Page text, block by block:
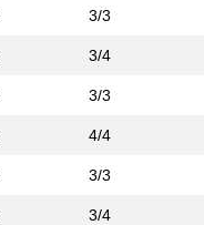
3/3
3/4
3/3
4/4
3/3
3/4